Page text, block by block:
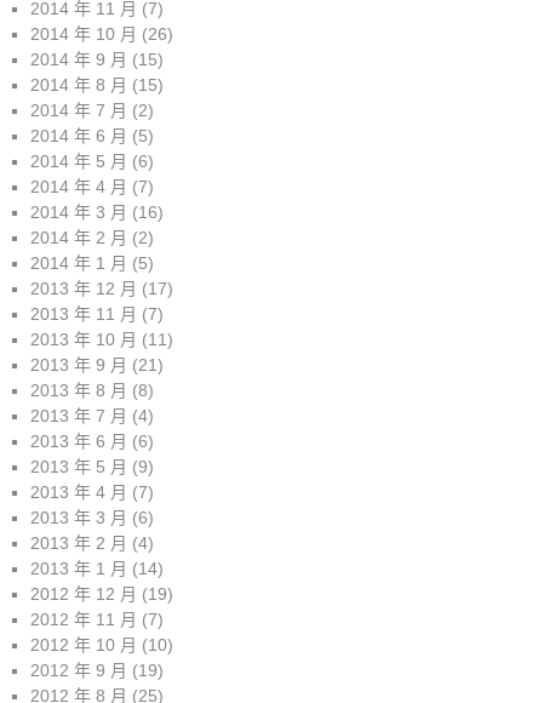
2014 年 11 月 (7)
2014 年 10 月 (26)
2014 年 9 月 (15)
2014 年 8 月 (15)
2014 年 7 月 (2)
2014 年 6 月 (5)
2014 年 5 月 (6)
2014 年 4 月 (7)
2014 年 3 月 (16)
2014 年 2 月 (2)
2014 年 1 月 (5)
2013 年 12 月 (17)
2013 年 11 月 (7)
2013 年 10 月 (11)
2013 年 9 月 (21)
2013 年 8 月 (8)
2013 年 7 月 (4)
2013 年 6 月 (6)
2013 年 5 月 (9)
2013 年 4 月 (7)
2013 年 3 月 (6)
2013 年 2 月 (4)
2013 年 1 月 (14)
2012 年 12 月 (19)
2012 年 11 月 (7)
2012 年 10 月 (10)
2012 年 9 月 (19)
2012 年 8 月 (25)